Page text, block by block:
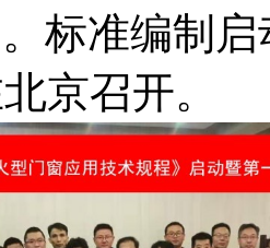
标准编制
京召开。